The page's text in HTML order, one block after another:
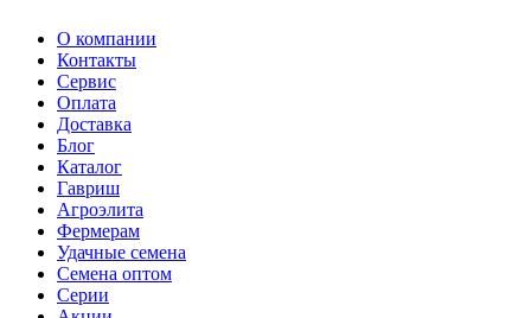
О компании
Контакты
Сервис
Оплата
Доставка
Блог
Каталог
Гавриш
Агроэлита
Фермерам
Удачные семена
Семена оптом
Серии